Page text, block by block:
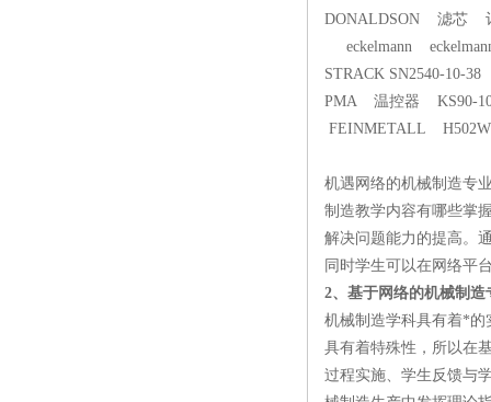
DONALDSON 滤芯
eckelmann
STRACK SN2540-10-38
PMA 温控器 KS90-
FEINMETALL
机遇网络的机械制造专
制造教学内容有哪些掌
解决问题能力的提高。
同时学生可以在网络平
2、基于网络的机械制造
机械制造学科具有着*的
具有着特殊性，所以在
过程实施、学生反馈与